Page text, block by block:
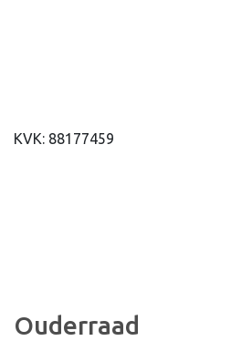
KVK: 88177459
Ouderraad